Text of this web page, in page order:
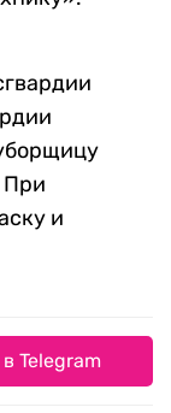
При
и
Telegram